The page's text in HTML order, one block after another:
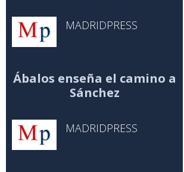
MADRIDPRESS
Ábalos enseña el camino a
Sánchez
MADRIDPRESS